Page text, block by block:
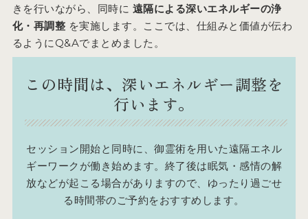
きを行いながら、同時に 遠隔による深いエネルギーの浄
化・再調整 を実施します。ここでは、仕組みと価値が伝わ
るようにQ&Aでまとめました。
この時間は、深いエネルギー調整を
行います。
セッション開始と同時に、御霊術を用いた遠隔エネル
ギーワークが働き始めます。終了後は眠気・感情の解
放などが起こる場合がありますので、ゆったり過ごせ
る時間帯のご予約をおすすめします。